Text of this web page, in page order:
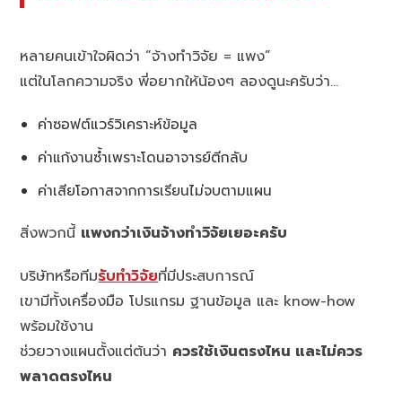
หลายคนเข้าใจผิดว่า “จ้างทำวิจัย = แพง”
แต่ในโลกความจริง พี่อยากให้น้องๆ ลองดูนะครับว่า…
ค่าซอฟต์แวร์วิเคราะห์ข้อมูล
ค่าแก้งานซ้ำเพราะโดนอาจารย์ตีกลับ
ค่าเสียโอกาสจากการเรียนไม่จบตามแผน
สิ่งพวกนี้ แพงกว่าเงินจ้างทำวิจัยเยอะครับ
บริษัทหรือทีมรับทำวิจัยที่มีประสบการณ์
เขามีทั้งเครื่องมือ โปรแกรม ฐานข้อมูล และ know-how
พร้อมใช้งาน
ช่วยวางแผนตั้งแต่ต้นว่า ควรใช้เงินตรงไหน และไม่ควร
พลาดตรงไหน